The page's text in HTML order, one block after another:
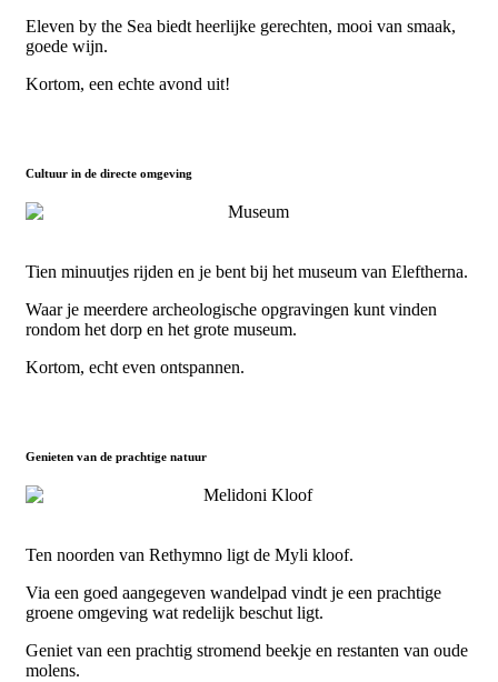
Eleven by the Sea biedt heerlijke gerechten, mooi van smaak,
goede wijn.
Kortom, een echte avond uit!
Cultuur in de directe omgeving
Tien minuutjes rijden en je bent bij het museum van Eleftherna.
Waar je meerdere archeologische opgravingen kunt vinden
rondom het dorp en het grote museum.
Kortom, echt even ontspannen.
Genieten van de prachtige natuur
Ten noorden van Rethymno ligt de Myli kloof.
Via een goed aangegeven wandelpad vindt je een prachtige
groene omgeving wat redelijk beschut ligt.
Geniet van een prachtig stromend beekje en restanten van oude
molens.